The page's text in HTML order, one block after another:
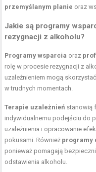
przemyślanym planie oraz
Jakie są programy
rezygnacji z alkoholu?
Programy wsparcia oraz
rolę w procesie rezygnacji z
uzależnieniem mogą
w trudnych momentach.
Terapie uzależnień stanowią
indywidualnemu podejściu do
uzależnienia i opracowanie
pokusami. Również programy
ponieważ pomagają
odstawienia alkoholu.